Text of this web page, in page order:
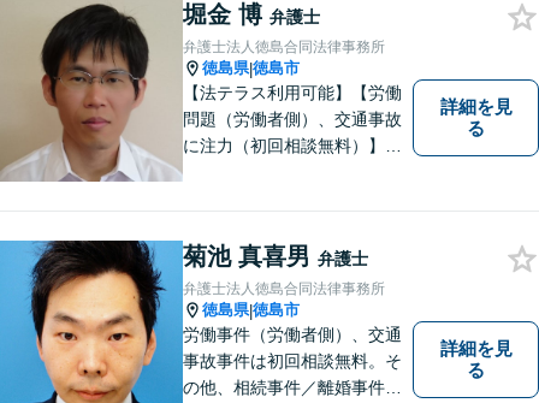
堀金 博 弁護士
弁護士法人徳島合同法律事務所
徳島県|徳島市
【法テラス利用可能】【労働
問題（労働者側）、交通事故
に注力（初回相談無料）】市
務整理など）を中心に、社会
的事件にも対応いたします。
お気軽にご相談ください。
詳細を見
る
菊池 真喜男 弁護士
弁護士法人徳島合同法律事務所
徳島県|徳島市
労働事件（労働者側）、交通
事故事件は初回相談無料。そ
の他、相続事件／離婚事件／
詳細を見
る